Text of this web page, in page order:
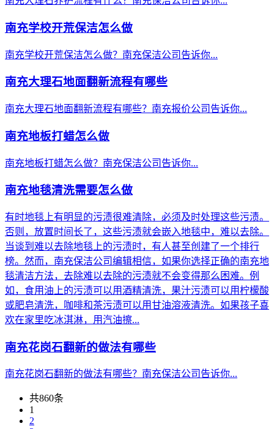
南充学校开荒保洁怎么做
南充学校开荒保洁怎么做？南充保洁公司告诉你...
南充大理石地面翻新流程有哪些
南充大理石地面翻新流程有哪些？南充报价公司告诉你...
南充地板打蜡怎么做
南充地板打蜡怎么做？南充保洁公司告诉你...
南充地毯清洗需要怎么做
有时地毯上有明显的污渍很难清除，必须及时处理这些污渍。
否则，放置时间长了，这些污渍就会嵌入地毯中，难以去除。
当谈到难以去除地毯上的污渍时，有人甚至创建了一个排行
榜。然而，南充保洁公司编辑相信，如果你选择正确的南充地
毯清洁方法，去除难以去除的污渍就不会变得那么困难。例
如，食用油上的污渍可以用酒精清洗，果汁污渍可以用柠檬酸
或肥皂清洗，咖啡和茶污渍可以用甘油溶液清洗。如果孩子喜
欢在家里吃冰淇淋，用汽油擦...
南充花岗石翻新的做法有哪些
南充花岗石翻新的做法有哪些？南充保洁公司告诉你...
共860条
1
2